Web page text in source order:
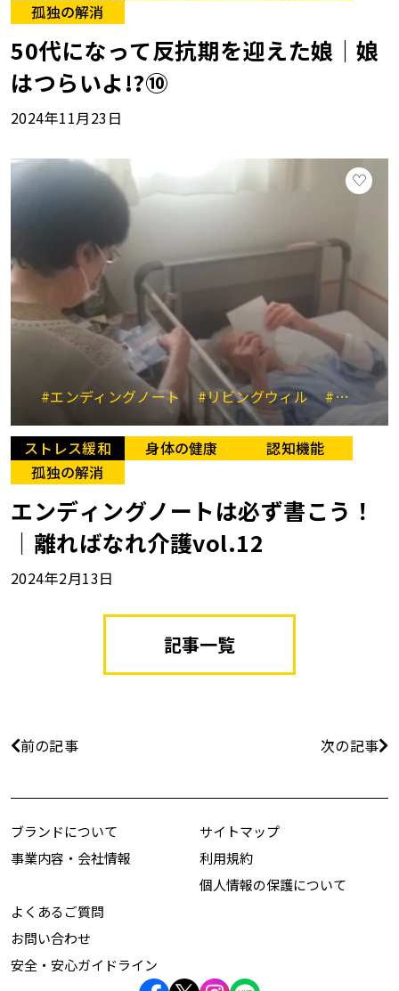
孤独の解消
50代になって反抗期を迎えた娘｜娘
はつらいよ!?⑩
2024年11月23日
#エンディングノート #リビングウィル #代理判断
ストレス緩和 身体の健康
認知機能
孤独の解消
エンディングノートは必ず書こう！
｜離ればなれ介護vol.12
2024年2月13日
記事一覧
前の記事 次の記事
ブランドについて
事業内容・会社情報
サイトマップ
利用規約
個人情報の保護について
よくあるご質問
お問い合わせ
安全・安心ガイドライン